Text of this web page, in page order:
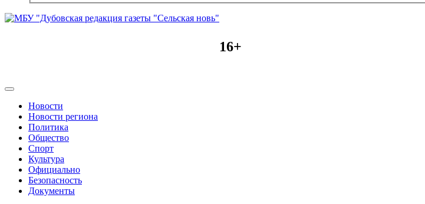
16+
Новости
Новости региона
Политика
Общество
Спорт
Культура
Официально
Безопасность
Документы